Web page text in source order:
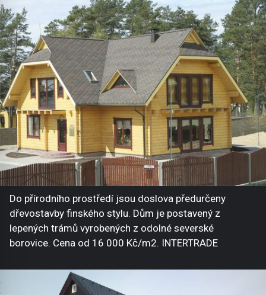
Do přírodního prostředí jsou doslova předurčeny
dřevostavby finského stylu. Dům je postavený z
lepených trámů vyrobených z odolné severské
borovice. Cena od 16 000 Kč/m2. INTERTRADE